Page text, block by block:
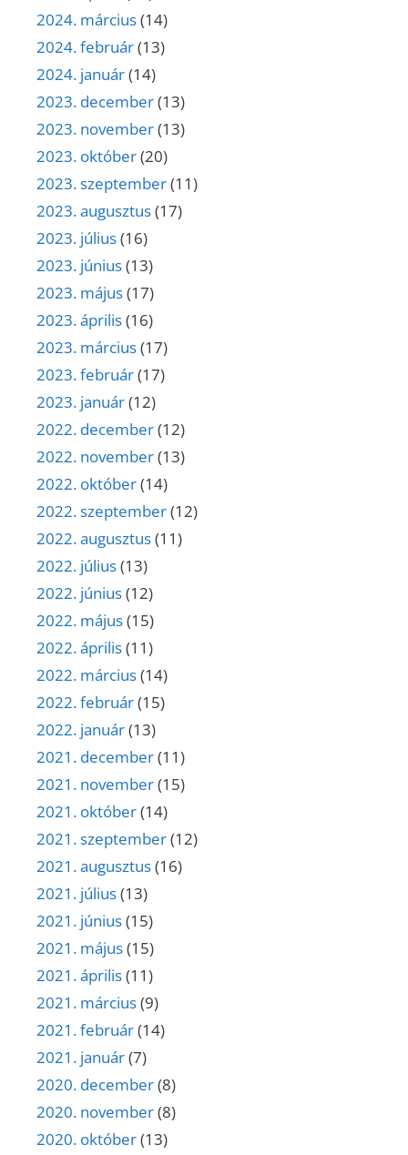
2024. március(14)
2024. február(13)
2024. január(14)
2023. december(13)
2023. november(13)
2023. október(20)
2023. szeptember(11)
2023. augusztus(17)
2023. július(16)
2023. június(13)
2023. május(17)
2023. április(16)
2023. március(17)
2023. február(17)
2023. január(12)
2022. december(12)
2022. november(13)
2022. október(14)
2022. szeptember(12)
2022. augusztus(11)
2022. július(13)
2022. június(12)
2022. május(15)
2022. április(11)
2022. március(14)
2022. február(15)
2022. január(13)
2021. december(11)
2021. november(15)
2021. október(14)
2021. szeptember(12)
2021. augusztus(16)
2021. július(13)
2021. június(15)
2021. május(15)
2021. április(11)
2021. március(9)
2021. február(14)
2021. január(7)
2020. december(8)
2020. november(8)
2020. október(13)